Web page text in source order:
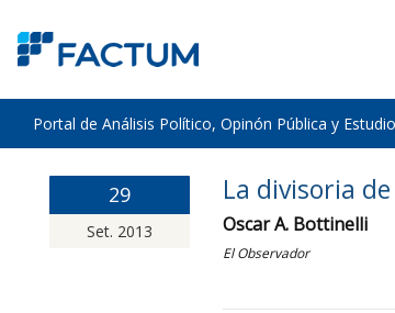
Portal de Análisis Político, Opinón Pública y
29
Set. 2013
La divisoria
Oscar A. Bottinelli
El Observador